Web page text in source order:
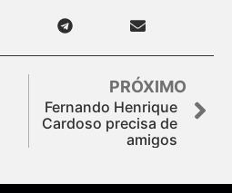
PRÓXIMO
Fernando Henrique
Cardoso precisa de
amigos